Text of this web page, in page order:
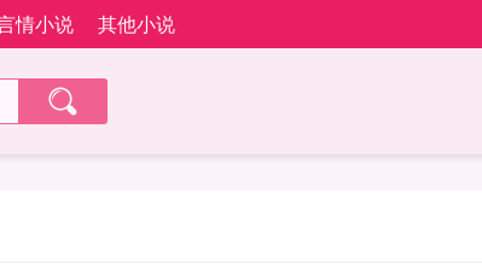
情小说 其他小说